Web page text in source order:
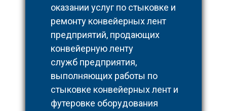
оказании услуг по стыковке и
ремонту конвейерных лент
предприятий, продающих
конвейерную ленту
служб предприятия,
выполняющих работы по
стыковке конвейерных лент и
футеровке оборудования